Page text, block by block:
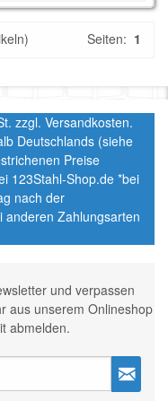
Seiten: 1
zzgl. Versandkosten.
Deutschlands (siehe
Preise
123Stahl-Shop.de *bei
nach der
anderen Zahlungsarten
und verpassen
aus unserem Onlineshop
abmelden.